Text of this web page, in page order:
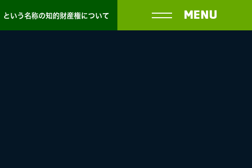
という名称の知的財産権について MENU